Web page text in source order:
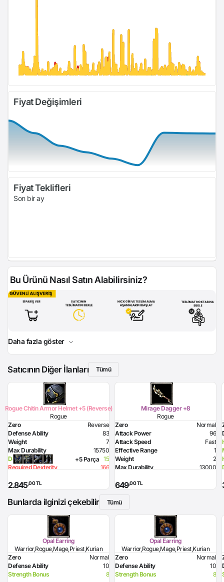
Fiyat Değişimleri
Fiyat Teklifleri
Son bir ay
Bu Ürünü Nasıl Satın Alabilirsiniz?
Daha fazla göster
Satıcının Diğer İlanları Tümü
Rogue Chitin Armor Helmet +5 (Reverse)
Rogue
Zero
Reverse
Defense Ability
83
Weight
7
Max Durability
15750
Dexterity Bonus
15
Required Dexterity
166
+5 Parça
2.845,00 TL
Mirage Dagger +8
Rogue
Zero
Normal
Attack Power
96
Attack Speed
Fast
Effective Range
1
Weight
2
Max Durability
13000
Required Dexterity
649,00 TL
Bunlarda ilginizi çekebilir
Tümü
Opal Earring
Warrior,Rogue,Mage,Priest,Kurian
Zero
Normal
Defense Ability
10
Strength Bonus
8
Opal Earring
Warrior,Rogue,Mage,Priest,Kurian
Zero
Normal
Defense Ability
10
Strength Bonus
8